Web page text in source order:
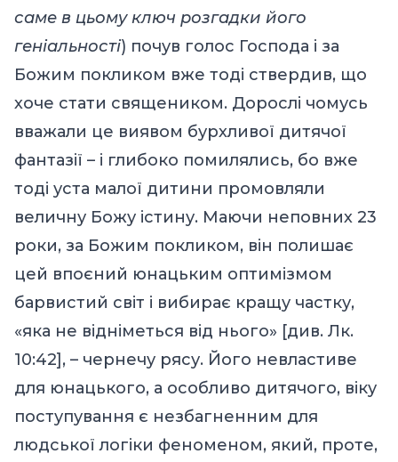
саме в цьому ключ розгадки його
геніальності) почув голос Господа і за
Божим покликом вже тоді ствердив, що
хоче стати священиком. Дорослі чомусь
вважали це виявом бурхливої дитячої
фантазії – і глибоко помилялись, бо вже
тоді уста малої дитини промовляли
величну Божу істину. Маючи неповних 23
роки, за Божим покликом, він полишає
цей впоєний юнацьким оптимізмом
барвистий світ і вибирає кращу частку,
«яка не відніметься від нього» [див. Лк.
10:42], – чернечу рясу. Його невластиве
для юнацького, а особливо дитячого, віку
поступування є незбагненним для
людської логіки феноменом, який, проте,